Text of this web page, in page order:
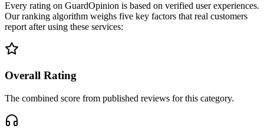
Every rating on GuardOpinion is based on verified user experiences.
Our ranking algorithm weighs five key factors that real customers
report after using these services:
Overall Rating
The combined score from published reviews for this category.